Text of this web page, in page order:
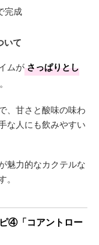
完成
いて
ムがさっぱりとし
、甘さと酸味の味わ
な人にも飲みやすい
魅力的なカクテルな
④「コアントロー